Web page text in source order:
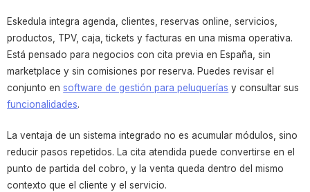
Eskedula integra agenda, clientes, reservas online, servicios,
productos, TPV, caja, tickets y facturas en una misma operativa.
Está pensado para negocios con cita previa en España, sin
marketplace y sin comisiones por reserva. Puedes revisar el
conjunto ensoftware de gestión para peluquerías y consultar sus
funcionalidades.
La ventaja de un sistema integrado no es acumular módulos, sino
reducir pasos repetidos. La cita atendida puede convertirse en el
punto de partida del cobro, y la venta queda dentro del mismo
contexto que el cliente y el servicio.